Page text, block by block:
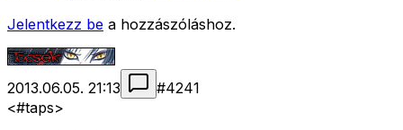
Jelentkezz be a hozzászóláshoz.
2013.06.05. 21:13 #4241
<#taps>